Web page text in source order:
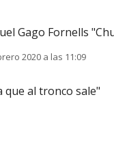
Gago Fornells
2020 a las 11:09
que al tronco sale"